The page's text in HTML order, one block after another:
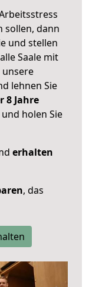
sollen, dann
und stellen
Saale mit
unsere
lehnen Sie
8 Jahre
holen Sie
erhalten
, das